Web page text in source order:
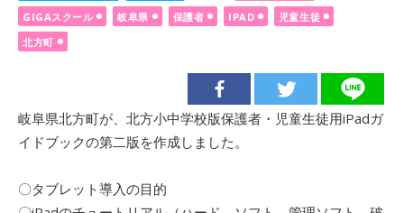
GIGAスクール
岐阜県 保護者 IPAD
児童生徒
北方町
岐阜県北方町が、北方小中学校版保護者・児童生徒用iPadガ
イドブックの第二版を作成しました。
〇タブレット導入の目的